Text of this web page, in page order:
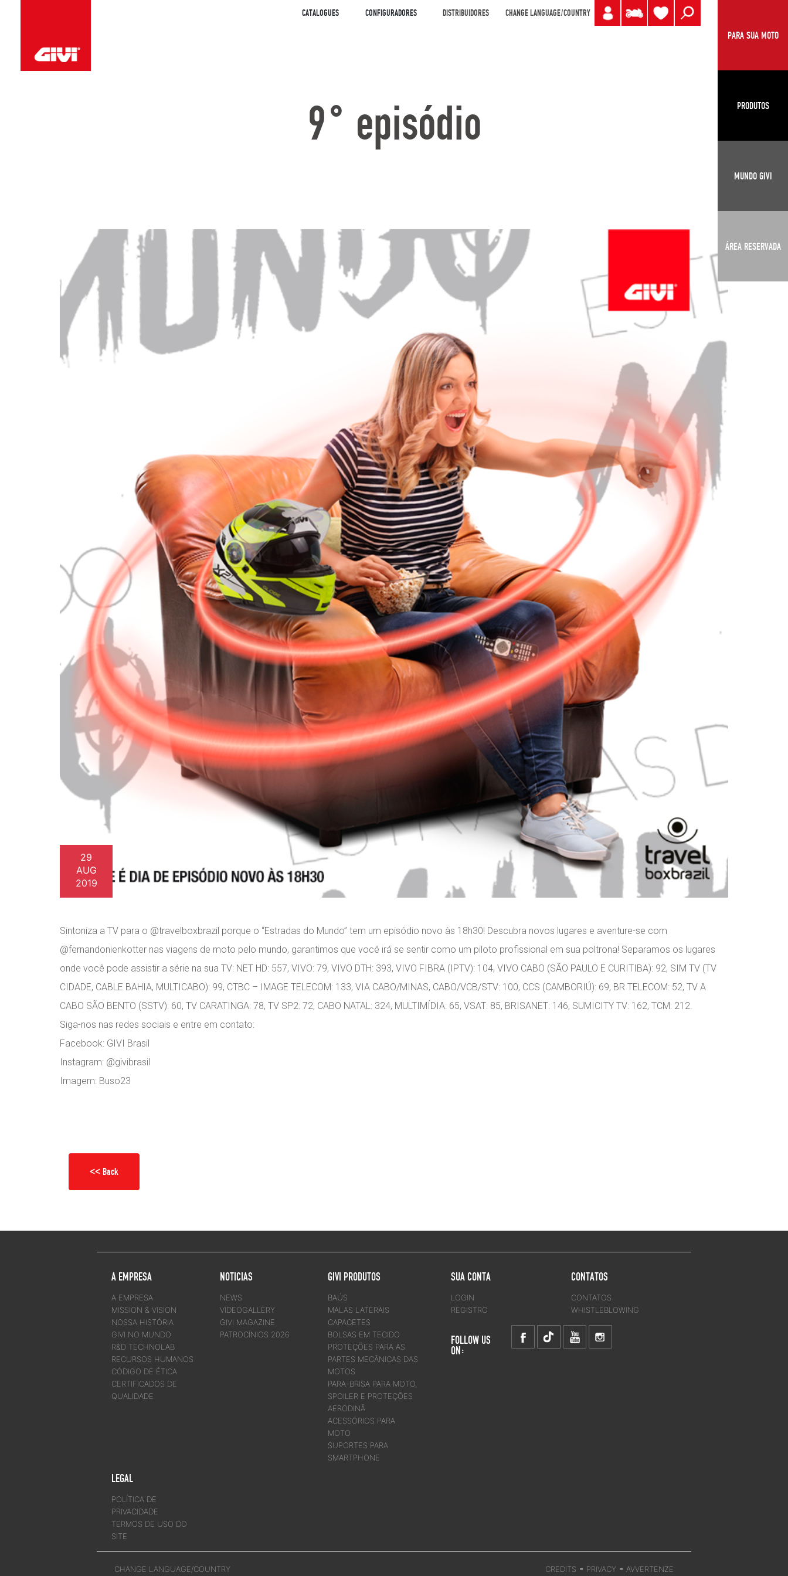
CATALOGUES CONFIGURADORES DISTRIBUIDORES CHANGE LANGUAGE/COUNTRY
PARA SUA MOTO
PRODUTOS
MUNDO GIVI
ÁREA RESERVADA
9° episódio
29
AUG
2019
Sintoniza a TV para o @travelboxbrazil porque o “Estradas do Mundo” tem um episódio novo às 18h30! Descubra novos lugares e aventure-se com
@fernandonienkotter nas viagens de moto pelo mundo, garantimos que você irá se sentir como um piloto profissional em sua poltrona! Separamos os lugares
onde você pode assistir a série na sua TV: NET HD: 557, VIVO: 79, VIVO DTH: 393, VIVO FIBRA (IPTV): 104, VIVO CABO (SÃO PAULO E CURITIBA): 92, SIM TV (TV
CIDADE, CABLE BAHIA, MULTICABO): 99, CTBC – IMAGE TELECOM: 133, VIA CABO/MINAS, CABO/VCB/STV: 100, CCS (CAMBORIÚ): 69, BR TELECOM: 52, TV A
CABO SÃO BENTO (SSTV): 60, TV CARATINGA: 78, TV SP2: 72, CABO NATAL: 324, MULTIMÍDIA: 65, VSAT: 85, BRISANET: 146, SUMICITY TV: 162, TCM: 212.
Siga-nos nas redes sociais e entre em contato:
Facebook: GIVI Brasil
Instagram: @givibrasil
Imagem: Buso23
<< Back
A EMPRESA
A EMPRESA
MISSION & VISION
NOSSA HISTÓRIA
GIVI NO MUNDO
R&D TECHNOLAB
RECURSOS HUMANOS
CÓDIGO DE ÉTICA
CERTIFICADOS DE
QUALIDADE
NOTICIAS
NEWS
VIDEOGALLERY
GIVI MAGAZINE
PATROCÍNIOS 2026
GIVI PRODUTOS
BAÚS
MALAS LATERAIS
CAPACETES
BOLSAS EM TECIDO
PROTEÇÕES PARA AS
PARTES MECÂNICAS DAS
MOTOS
PARA-BRISA PARA MOTO,
SPOILER E PROTEÇÕES
AERODINÂ
ACESSÓRIOS PARA
MOTO
SUPORTES PARA
SMARTPHONE
LEGAL
POLÍTICA DE
PRIVACIDADE
TERMOS DE USO DO
SITE
SUA CONTA
LOGIN
REGISTRO
CONTATOS
CONTATOS
WHISTLEBLOWING
FOLLOW US
ON:
CHANGE LANGUAGE/COUNTRY CREDITS - PRIVACY - AVVERTENZE